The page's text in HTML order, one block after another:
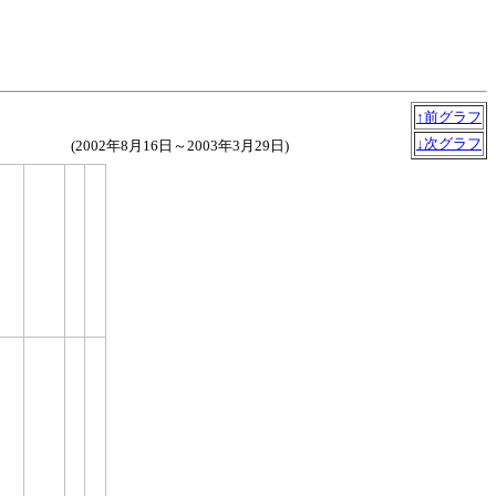
↑前グラフ
↓次グラフ
(2002年8月16日～2003年3月29日)